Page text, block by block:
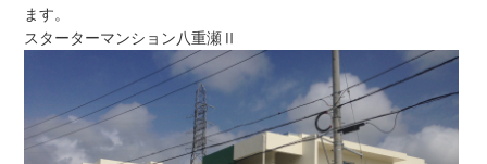
ます。
スターターマンション八重瀬Ⅱ